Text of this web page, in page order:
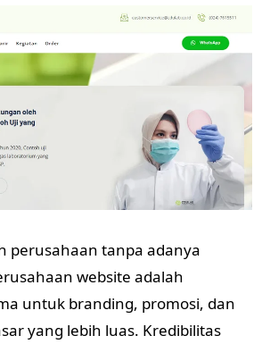
perusahaan tanpa adanya
website adalah
untuk branding, promosi, dan
yang lebih luas. Kredibilitas